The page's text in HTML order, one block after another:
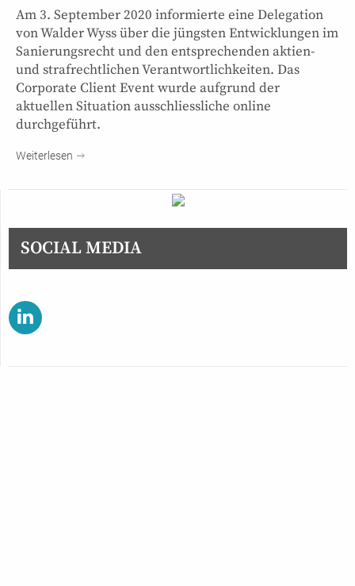
Am 3. September 2020 informierte eine Delegation
von Walder Wyss über die jüngsten Entwicklungen im
Sanierungsrecht und den entsprechenden aktien-
und strafrechtlichen Verantwortlichkeiten. Das
Corporate Client Event wurde aufgrund der
aktuellen Situation ausschliessliche online
durchgeführt.
Weiterlesen
SOCIAL MEDIA